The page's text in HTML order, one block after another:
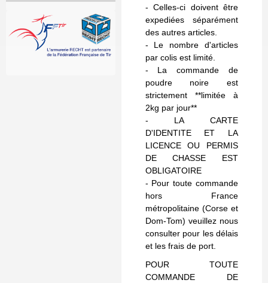
- Celles-ci doivent être
expediées séparément
des autres articles.
- Le nombre d'articles
par colis est limité.
- La commande de
poudre noire est
strictement **limitée à
2kg par jour**
- LA CARTE
D'IDENTITE ET LA
LICENCE OU PERMIS
DE CHASSE EST
OBLIGATOIRE
- Pour toute commande
hors France
métropolitaine (Corse et
Dom-Tom) veuillez nous
consulter pour les délais
et les frais de port.
POUR TOUTE
COMMANDE DE